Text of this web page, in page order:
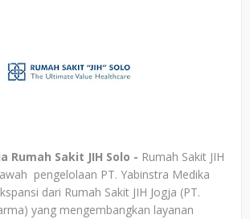
Rumah Sakit JIH Solo - Rumah Sakit JIH
pengelolaan PT. Yabinstra Medika
dari Rumah Sakit JIH Jogja (PT.
yang mengembangkan layanan